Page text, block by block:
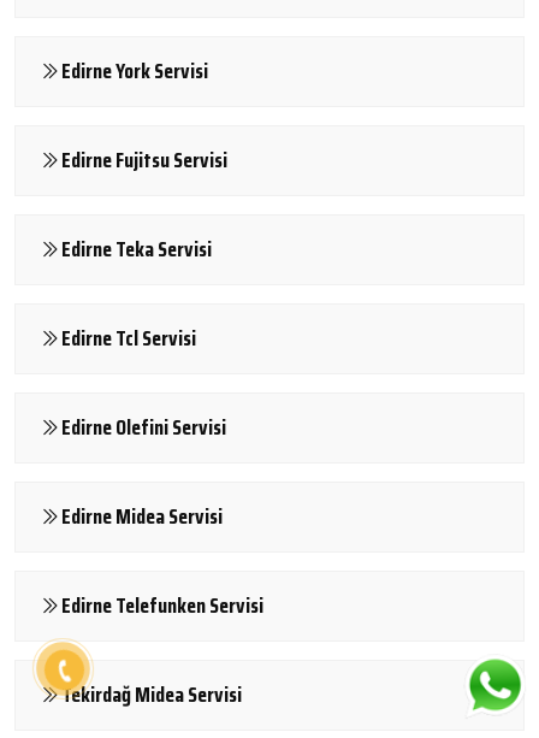
Edirne York Servisi
Edirne Fujitsu Servisi
Edirne Teka Servisi
Edirne Tcl Servisi
Edirne Olefini Servisi
Edirne Midea Servisi
Edirne Telefunken Servisi
Tekirdağ Midea Servisi